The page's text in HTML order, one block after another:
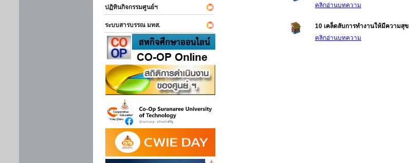
ปฏิทินกิจกรรมศูนย์ฯ
ระบบสารบรรณ มทส.
คลิกอ่านบทความ
10 เคล็ดลับการทำงานให้มีความสุข
คลิกอ่านบทความ